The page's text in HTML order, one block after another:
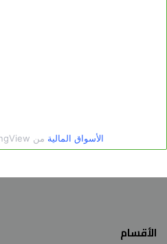
الأقسام